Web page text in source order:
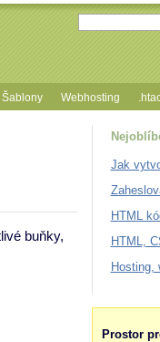
Šablony Webhosting
buňky,
Jak
HTML
HTML,
Hosting,
Prostor